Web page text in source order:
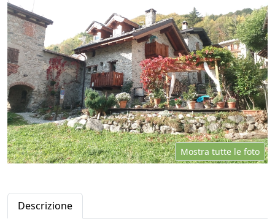
Mostra tutte le foto
Descrizione